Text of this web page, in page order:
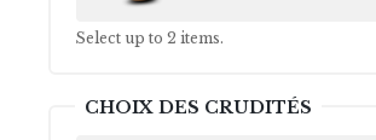
Select up to 2 items.
CHOIX DES CRUDITÉS